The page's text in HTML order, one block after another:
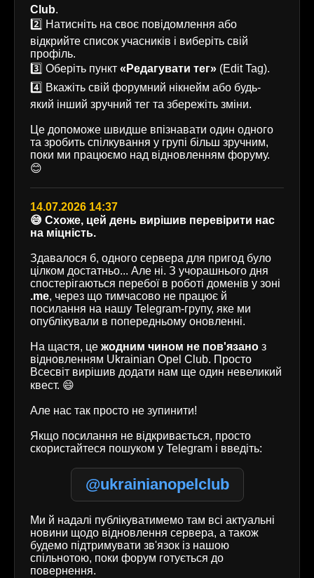
Club.
2️⃣ Натисніть на своє повідомлення або
відкрийте список учасників і виберіть свій
профіль.
3️⃣ Оберіть пункт «Редагувати тег» (Edit Tag).
4️⃣ Вкажіть свій форумний нікнейм або будь-
який інший зручний тег та збережіть зміни.
Це допоможе швидше впізнавати один одного
та зробить спілкування у групі більш зручним,
поки ми працюємо над відновленням форуму.
😊
14.07.2026 14:37
😅 Схоже, цей день вирішив перевірити нас
на міцність.
Здавалося б, одного сервера для пригод було
цілком достатньо... Але ні. З учорашнього дня
спостерігаються перебої в роботі доменів у зоні
.me, через що тимчасово не працює й
посилання на нашу Telegram-групу, яке ми
опублікували в попередньому оновленні.
На щастя, це жодним чином не пов'язано з
відновленням Ukrainian Opel Club. Просто
Всесвіт вирішив додати нам ще один невеликий
квест. 😄
Але нас так просто не зупинити!
Якщо посилання не відкривається, просто
скористайтеся пошуком у Telegram і введіть:
@ukrainianopelclub
Ми й надалі публікуватимемо там всі актуальні
новини щодо відновлення сервера, а також
будемо підтримувати зв'язок із нашою
спільнотою, поки форум готується до
повернення.